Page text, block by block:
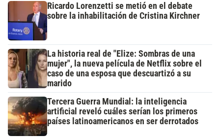
Ricardo Lorenzetti se metió en el debate
sobre la inhabilitación de Cristina Kirchner
La historia real de "Elize: Sombras de una
mujer", la nueva película de Netflix sobre el
caso de una esposa que descuartizó a su
marido
Tercera Guerra Mundial: la inteligencia
artificial reveló cuáles serían los primeros
países latinoamericanos en ser derrotados